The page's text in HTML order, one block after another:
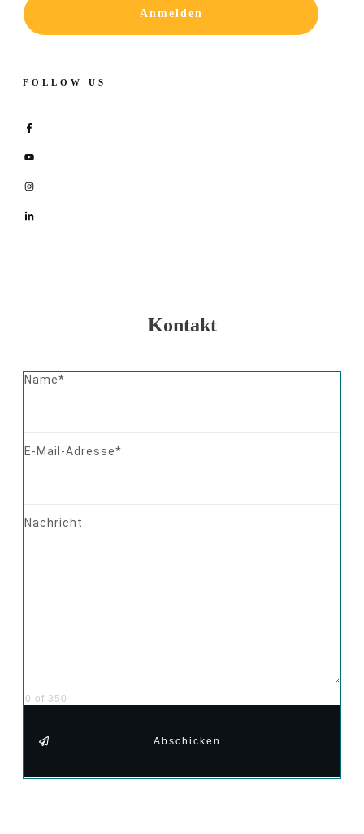
Anmelden
FOLLOW US
Kontakt
Name*
E-Mail-Adresse*
Nachricht
0 of 350
Abschicken